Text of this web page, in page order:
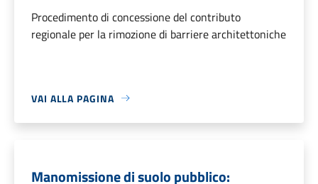
Procedimento di concessione del contributo
regionale per la rimozione di barriere architettoniche
VAI ALLA PAGINA
Manomissione di suolo pubblico: